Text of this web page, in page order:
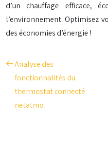
d’un chauffage efficace,
l’environnement. Optimisez
des économies d’énergie !
Analyse des
fonctionnalités du
thermostat connecté
netatmo